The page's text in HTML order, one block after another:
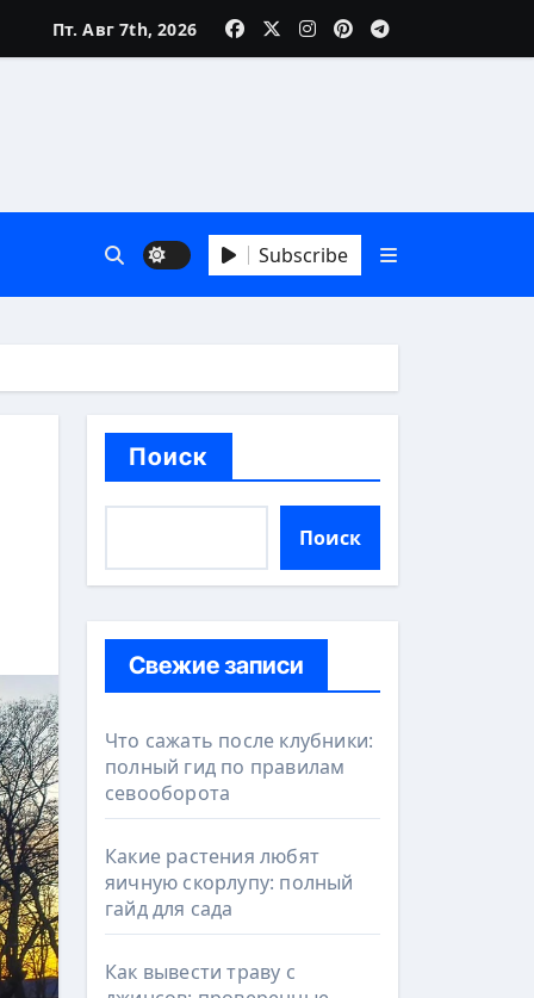
Пт. Авг 7th, 2026
Subscribe
Поиск
Поиск
Свежие записи
Что сажать после клубники:
полный гид по правилам
севооборота
Какие растения любят
яичную скорлупу: полный
гайд для сада
Как вывести траву с